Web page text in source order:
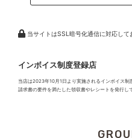
当サイトはSSL暗号化通信に対応して
インボイス制度登録店
当店は2023年10月1日より実施されるインボイス
請求書の要件を満たした領収書やレシートを発行し